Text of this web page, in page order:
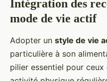
Intégration des
mode de vie actif
Adopter un style de vie
particulière à son
pilier essentiel pour